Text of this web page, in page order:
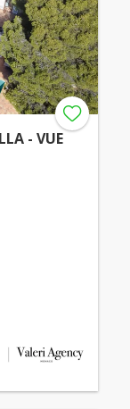
- VUE